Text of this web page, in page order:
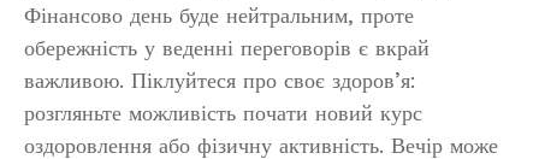
Фінансово день буде нейтральним, проте
обережність у веденні переговорів є вкрай
важливою. Піклуйтеся про своє здоров’я:
розгляньте можливість почати новий курс
оздоровлення або фізичну активність. Вечір може